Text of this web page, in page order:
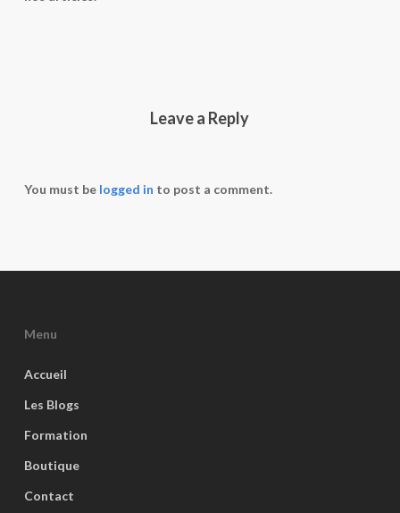
Leave a Reply
You must be logged in to post a comment.
Menu
Accueil
Les Blogs
Formation
Boutique
Contact